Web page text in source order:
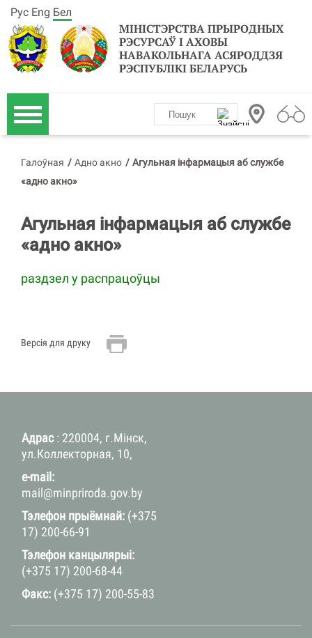
МІНІСТЭРСТВА ПРЫРОДНЫХ
РЭСУРСАЎ І АХОВЫ
НАВАКОЛЬНАГА АСЯРОДДЗЯ
РЭСПУБЛІКІ БЕЛАРУСЬ
Рус Eng Бел
Галоўная / Адно акно / Агульная інфармацыя аб службе
«адно акно»
Агульная інфармацыя аб службе
«адно акно»
раздзел у распрацоўцы
Версія для друку
Адрас: 220004, г.Мінск,
ул.Коллекторная, 10,
e-mail:
mail@minpriroda.gov.by
Тэлефон прыёмнай: (+375
17) 200-66-91
Тэлефон канцылярыі:
(+375 17) 200-68-44
Факс: (+375 17) 200-55-83